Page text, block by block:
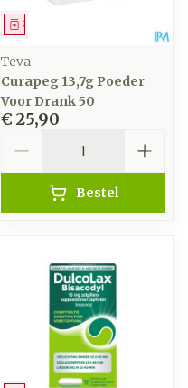
Geneesmiddel
Teva
Curapeg 13,7g Poeder
Voor Drank 50
€ 25,90
Bestel